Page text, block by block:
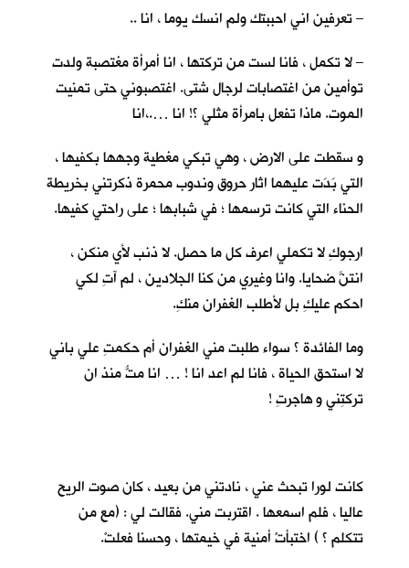
– تعرفين اني احببتك ولم انسك يوما ، انا ..
– لا تكمل ، فانا لست من تركتها ، انا أمرأة مغتصبة ولدت
توأمين من اغتصابات لرجال شتى. اغتصبوني حتى تمنيت
الموت. ماذا تفعل بامرأة مثلي ؟! انا ….،انا
و سقطت على الارض ، وهي تبكي مغطية وجهها بكفيها ،
التي بَدَت عليهما اثار حروق وندوب محمرة ذكرتني بخريطة
الحناء التي كانت ترسمها ؛ في شبابها ؛ على راحتي كفيها.
ارجوكِ لا تكملي اعرف كل ما حصل. لا ذنب لأي منكن ،
انتنَّ ضحايا. وانا وغيري من كنا الجلادين ، لم آتِ لكي
احكم عليكِ بل لأطلب الغفران منكِ.
وما الفائدة ؟ سواء طلبت مني الغفران أم حكمتِ علي باني
لا استحق الحياة ، فانا لم اعد انا ! … انا متُّ منذ ان
تركتِني و هاجرتِ !
كانت لورا تبحث عني ، نادتني من بعيد ، كان صوت الريح
عاليا ، فلم اسمعها . اقتربت مني. فقالت لي : (مع من
تتكلم ؟ ) اختبأتْ أمنية في خيمتها ، وحسنا فعلتْ.